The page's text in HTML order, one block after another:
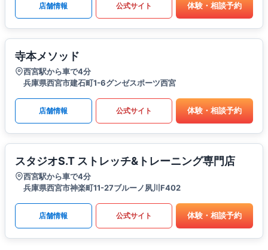
店舗情報 公式サイト 体験・相談予約
寺本メソッド
西宮駅から車で4分
兵庫県西宮市建石町1-6グンゼスポーツ西宮
店舗情報 公式サイト 体験・相談予約
スタジオS.T ストレッチ&トレーニング専門店
西宮駅から車で4分
兵庫県西宮市神楽町11-27ブルーノ夙川F402
店舗情報 公式サイト 体験・相談予約